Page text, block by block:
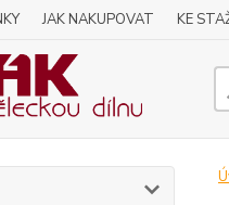
JAK NAKUPOVAT KE